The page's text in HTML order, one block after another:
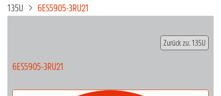
135U
6ES5905-3RU21
Zurück zu: 135U
6ES5905-3RU21